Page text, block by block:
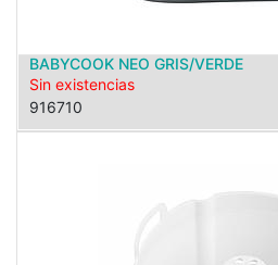
BABYCOOK NEO GRIS/VERDE
Sin existencias
916710